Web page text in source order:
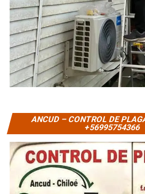
ANCUD – CONTROL DE
+56995754366